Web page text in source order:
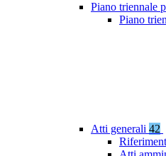
Piano triennale
Piano
Atti generali 42